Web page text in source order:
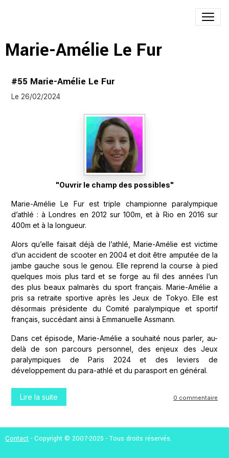
Marie-Amélie Le Fur
#55 Marie-Amélie Le Fur
Le 26/02/2024
"Ouvrir le champ des possibles"
Marie-Amélie Le Fur est triple championne paralympique
d’athlé : à Londres en 2012 sur 100m, et à Rio en 2016 sur
400m et à la longueur.
Alors qu’elle faisait déjà de l’athlé, Marie-Amélie est victime
d’un accident de scooter en 2004 et doit être amputée de la
jambe gauche sous le genou. Elle reprend la course à pied
quelques mois plus tard et se forge au fil des années l’un
des plus beaux palmarès du sport français. Marie-Amélie a
pris sa retraite sportive après les Jeux de Tokyo. Elle est
désormais présidente du Comité paralympique et sportif
français, succédant ainsi à Emmanuelle Assmann.
Dans cet épisode, Marie-Amélie a souhaité nous parler, au-
delà de son parcours personnel, des enjeux des Jeux
paralympiques de Paris 2024 et des leviers de
développement du para-athlé et du parasport en général.
Lire la suite 0 commentaire
Contact - Copyright © 2007-2025 - Tous droits réservés.